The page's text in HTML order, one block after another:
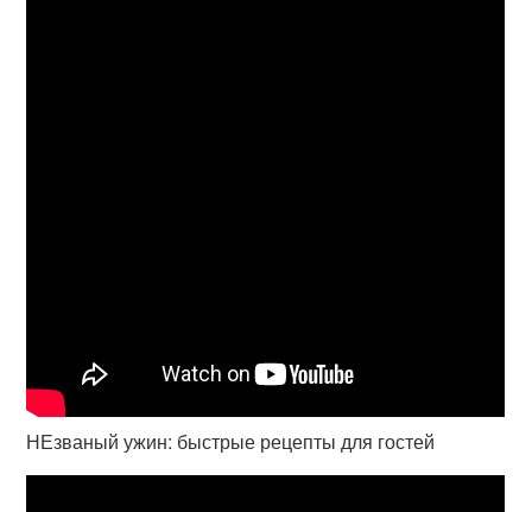
НЕзваный ужин: быстрые рецепты для гостей